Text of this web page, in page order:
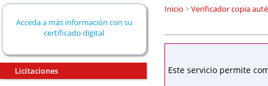
Acceda a más información con su
certificado digital
Licitaciones
Inicio >Verificador copia
Este servicio permite